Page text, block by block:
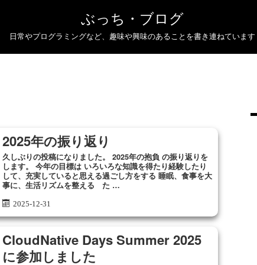
ぶっち・ブログ
日常やプログラミングなど、趣味や興味のあることを書き連ねています
2025年の振り返り
久しぶりの投稿になりました。 2025年の抱負 の振り返りを
します。 今年の目標は いろいろな知識を得たり経験したり
して、充実していると思える過ごし方をする 睡眠、食事を大
事に、生活リズムを整える た …
2025-12-31
CloudNative Days Summer 2025
に参加しました